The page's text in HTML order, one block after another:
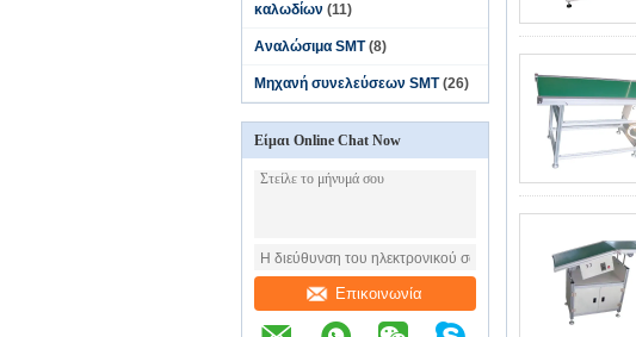
καλωδίων (11)
Αναλώσιμα SMT (8)
Μηχανή συνελεύσεων SMT (26)
Είμαι Online Chat Now
Επικοινωνία